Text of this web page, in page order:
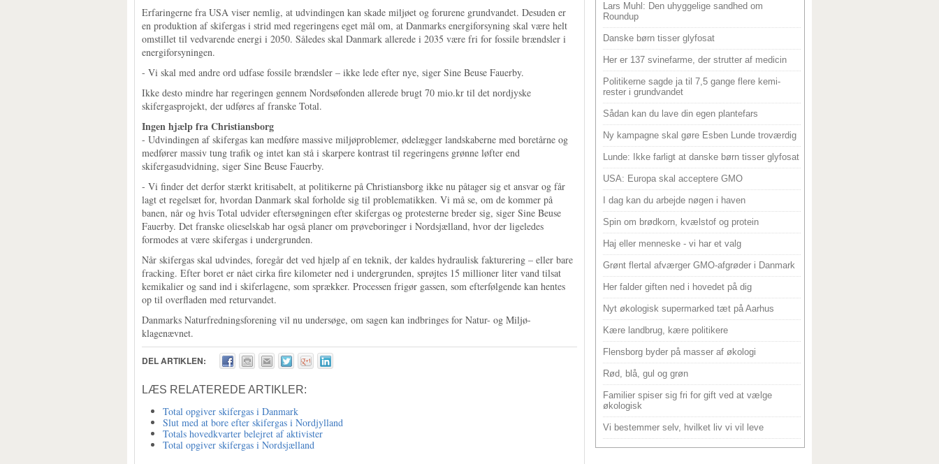
Erfaringerne fra USA viser nemlig, at udvindingen kan skade miljøet og forurene grundvandet. Desuden er
en produktion af skifergas i strid med regeringens eget mål om, at Danmarks energiforsyning skal være helt
omstillet til vedvarende energi i 2050. Således skal Danmark allerede i 2035 være fri for fossile brændsler i
energiforsyningen.
- Vi skal med andre ord udfase fossile brændsler – ikke lede efter nye, siger Sine Beuse Fauerby.
Ikke desto mindre har regeringen gennem Nordsøfonden allerede brugt 70 mio.kr til det nordjyske
skifergasprojekt, der udføres af franske Total.
Ingen hjælp fra Christiansborg
- Udvindingen af skifergas kan medføre massive miljøproblemer, ødelægger landskaberne med boretårne og
medfører massiv tung trafik og intet kan stå i skarpere kontrast til regeringens grønne løfter end
skifergasudvidning, siger Sine Beuse Fauerby.
- Vi finder det derfor stærkt kritisabelt, at politikerne på Christiansborg ikke nu påtager sig et ansvar og får
lagt et regelsæt for, hvordan Danmark skal forholde sig til problematikken. Vi må se, om de kommer på
banen, når og hvis Total udvider eftersøgningen efter skifergas og protesterne breder sig, siger Sine Beuse
Fauerby. Det franske olieselskab har også planer om prøveboringer i Nordsjælland, hvor der ligeledes
formodes at være skifergas i undergrunden.
Når skifergas skal udvindes, foregår det ved hjælp af en teknik, der kaldes hydraulisk fakturering – eller bare
fracking. Efter boret er nået cirka fire kilometer ned i undergrunden, sprøjtes 15 millioner liter vand tilsat
kemikalier og sand ind i skiferlagene, som sprækker. Processen frigør gassen, som efterfølgende kan hentes
op til overfladen med returvandet.
Danmarks Naturfredningsforening vil nu undersøge, om sagen kan indbringes for Natur- og Miljø-
klagenævnet.
DEL ARTIKLEN:
LÆS RELATEREDE ARTIKLER:
Total opgiver skifergas i Danmark
Slut med at bore efter skifergas i Nordjylland
Totals hovedkvarter belejret af aktivister
Total opgiver skifergas i Nordsjælland
Lars Muhl: Den uhyggelige sandhed om
Roundup
Danske børn tisser glyfosat
Her er 137 svinefarme, der strutter af medicin
Politikerne sagde ja til 7,5 gange flere kemi-
rester i grundvandet
Sådan kan du lave din egen plantefars
Ny kampagne skal gøre Esben Lunde troværdig
Lunde: Ikke farligt at danske børn tisser glyfosat
USA: Europa skal acceptere GMO
I dag kan du arbejde nøgen i haven
Spin om brødkorn, kvælstof og protein
Haj eller menneske - vi har et valg
Grønt flertal afværger GMO-afgrøder i Danmark
Her falder giften ned i hovedet på dig
Nyt økologisk supermarked tæt på Aarhus
Kære landbrug, kære politikere
Flensborg byder på masser af økologi
Rød, blå, gul og grøn
Familier spiser sig fri for gift ved at vælge
økologisk
Vi bestemmer selv, hvilket liv vi vil leve